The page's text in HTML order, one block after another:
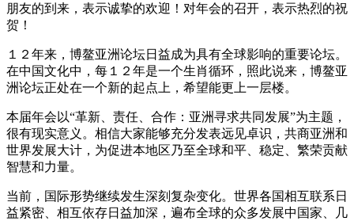
朋友的到来，表示诚挚的欢迎！对年会的召开，表示热烈的祝
贺！
１２年来，博鳌亚洲论坛日益成为具有全球影响的重要论坛。
在中国文化中，每１２年是一个生肖循环，照此说来，博鳌亚
洲论坛正处在一个新的起点上，希望能更上一层楼。
本届年会以“革新、责任、合作：亚洲寻求共同发展”为主题，
很有现实意义。相信大家能够充分发表远见卓识，共商亚洲和
世界发展大计，为促进本地区乃至全球和平、稳定、繁荣贡献
智慧和力量。
当前，国际形势继续发生深刻复杂变化。世界各国相互联系日
益紧密、相互依存日益加深，遍布全球的众多发展中国家、几